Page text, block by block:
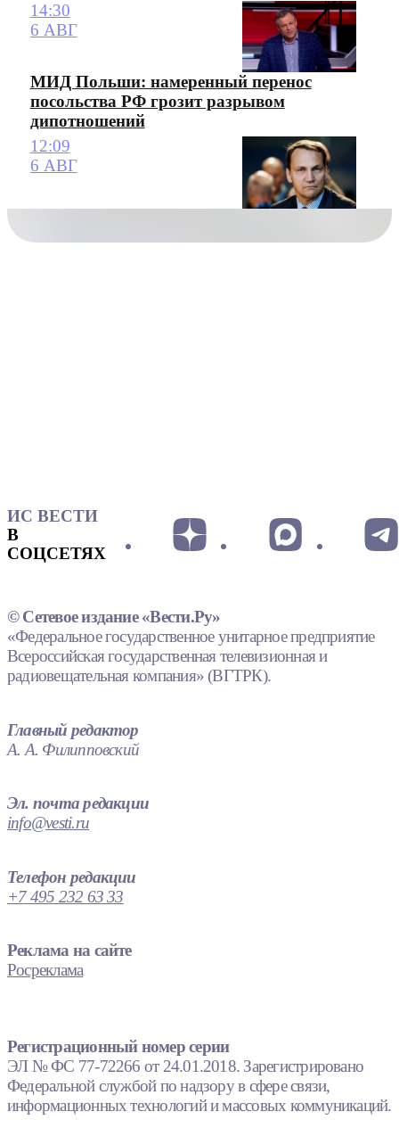
14:30
6 АВГ
МИД Польши: намеренный перенос
посольства РФ грозит разрывом
дипотношений
12:09
6 АВГ
ИС ВЕСТИ
В
СОЦСЕТЯХ
© Сетевое издание «Вести.Ру»
«Федеральное государственное унитарное предприятие
Всероссийская государственная телевизионная и
радиовещательная компания» (ВГТРК).
Главный редактор
А. А. Филипповский
Эл. почта редакции
info@vesti.ru
Телефон редакции
+7 495 232 63 33
Реклама на сайте
Росреклама
Регистрационный номер серии
ЭЛ № ФС 77-72266 от 24.01.2018. Зарегистрировано
Федеральной службой по надзору в сфере связи,
информационных технологий и массовых коммуникаций.